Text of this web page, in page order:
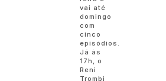
vai até
domingo
com
cinco
episódios.
Já às
17h, o
Reni
Trombi